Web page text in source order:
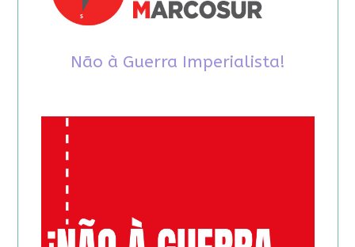
Não à Guerra Imperialista!